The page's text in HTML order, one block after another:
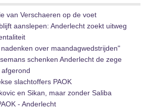
van Verschaeren op de voet
aanslepen: Anderlecht zoekt uitweg
over maandagwedstrijden"
schenken Anderlecht de zege
slachtoffers PAOK
en Sikan, maar zonder Saliba
- Anderlecht